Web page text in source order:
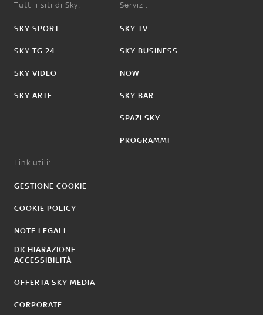
Tutti i siti di Sky:
SKY SPORT
SKY TG 24
SKY VIDEO
SKY ARTE
Servizi:
SKY TV
SKY BUSINESS
NOW
SKY BAR
SPAZI SKY
PROGRAMMI
Link utili:
GESTIONE COOKIE
COOKIE POLICY
NOTE LEGALI
DICHIARAZIONE
ACCESSIBILITÀ
OFFERTA SKY MEDIA
CORPORATE